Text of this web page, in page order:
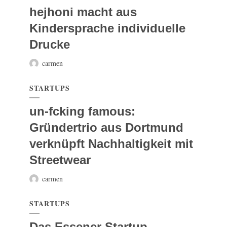
hejhoni macht aus
Kindersprache individuelle
Drucke
carmen
STARTUPS
un-fcking famous:
Gründertrio aus Dortmund
verknüpft Nachhaltigkeit mit
Streetwear
carmen
STARTUPS